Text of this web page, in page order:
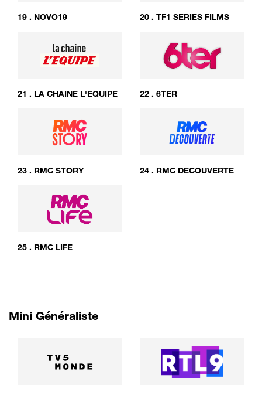
19 . NOVO19 20 . TF1 SERIES FILMS
21 . LA CHAINE L'EQUIPE 22 . 6TER
23 . RMC STORY 24 . RMC DECOUVERTE
25 . RMC LIFE
Mini Généraliste